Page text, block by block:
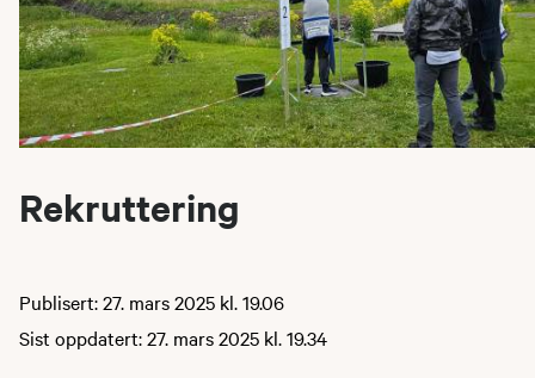
Rekruttering
Publisert: 27. mars 2025 kl. 19.06
Sist oppdatert: 27. mars 2025 kl. 19.34